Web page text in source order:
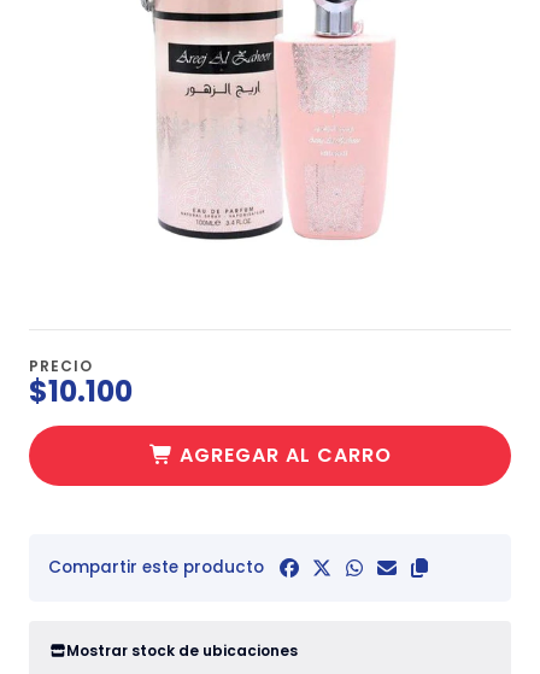
PRECIO
$10.100
AGREGAR AL CARRO
Compartir este producto
Mostrar stock de ubicaciones